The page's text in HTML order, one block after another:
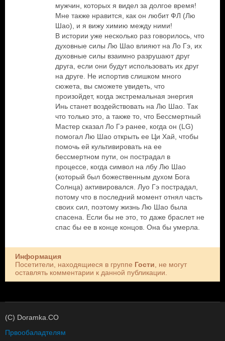
мужчин, которых я видел за долгое время!
Мне также нравится, как он любит ФЛ (Лю
Шао), и я вижу химию между ними!
В истории уже несколько раз говорилось, что
духовные силы Лю Шао влияют на Ло Гэ, их
духовные силы взаимно разрушают друг
друга, если они будут использовать их друг
на друге. Не испортив слишком много
сюжета, вы сможете увидеть, что
произойдет, когда экстремальная энергия
Инь станет воздействовать на Лю Шао. Так
что только это, а также то, что Бессмертный
Мастер сказал Ло Гэ ранее, когда он (LG)
помогал Лю Шао открыть ее Ци Хай, чтобы
помочь ей культивировать на ее
бессмертном пути, он пострадал в
процессе, когда символ на лбу Лю Шао
(который был божественным духом Бога
Солнца) активировался. Луо Гэ пострадал,
потому что в последний момент отнял часть
своих сил, поэтому жизнь Лю Шао была
спасена. Если бы не это, то даже браслет не
спас бы ее в конце концов. Она бы умерла.
Информация
Посетители, находящиеся в группе Гости , не могут
оставлять комментарии к данной публикации.
(C) Doramka.CO
Првообаладтелям